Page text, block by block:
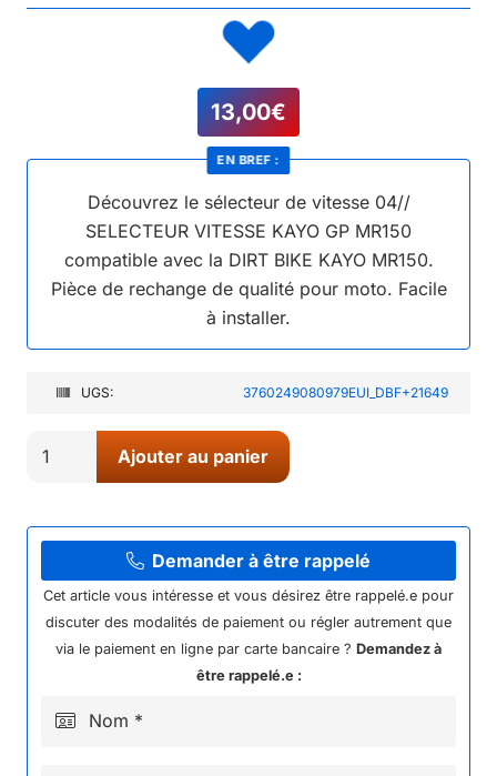
13,00€
Découvrez le sélecteur de vitesse 04//
SELECTEUR VITESSE KAYO GP MR150
compatible avec la DIRT BIKE KAYO MR150.
Pièce de rechange de qualité pour moto. Facile
à installer.
EN BREF :
UGS: 3760249080979EUI_DBF+21649
SELECTEUR
KAYO
GP
MR150
Ajouter au panier
Demander à être rappelé
Cet article vous intéresse et vous désirez être rappelé.e pour
discuter des modalités de paiement ou régler autrement que
via le paiement en ligne par carte bancaire ? Demandez à
être rappelé.e :
Nom *